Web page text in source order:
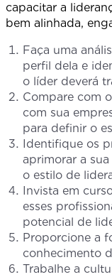
capacitar a
bem alinhada,
Faça uma
perfil dela e
o líder deverá
Compare com
com sua
para definir o
Identifique os
aprimorar a
o estilo de
Invista em
esses
potencial de
Proporcione a
conhecimento
Trabalhe a